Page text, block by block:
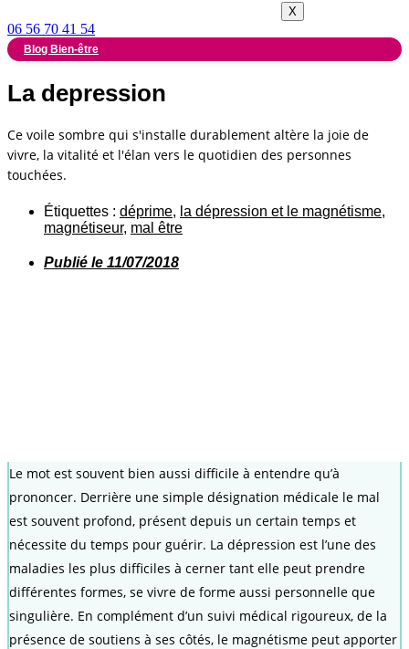
X
06 56 70 41 54
Blog Bien-être
La depression
Ce voile sombre qui s'installe durablement altère la joie de
vivre, la vitalité et l'élan vers le quotidien des personnes
touchées.
Étiquettes : déprime, la dépression et le magnétisme,
magnétiseur, mal être
Publié le 11/07/2018
Le mot est souvent bien aussi difficile à entendre qu’à
prononcer. Derrière une simple désignation médicale le mal
est souvent profond, présent depuis un certain temps et
nécessite du temps pour guérir. La dépression est l’une des
maladies les plus difficiles à cerner tant elle peut prendre
différentes formes, se vivre de forme aussi personnelle que
singulière. En complément d’un suivi médical rigoureux, de la
présence de soutiens à ses côtés, le magnétisme peut apporter